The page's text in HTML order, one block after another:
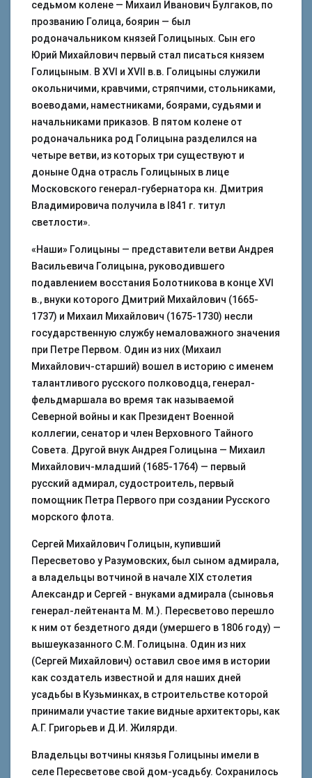
седьмом колене — Михаил Иванович Булгаков, по
прозванию Голица, боярин — был
родоначальником князей Голицыных. Сын его
Юрий Михайлович первый стал писаться князем
Голицыным. В XVI и XVII в.в. Голицыны служили
окольничими, кравчими, стряпчими, стольниками,
воеводами, наместниками, боярами, судьями и
начальниками приказов. В пятом колене от
родоначальника род Голицына разделился на
четыре ветви, из которых три существуют и
доныне Одна отрасль Голицыных в лице
Московского генерал-губернатора кн. Дмитрия
Владимировича получила в l841 г. титул
светлости».
«Наши» Голицыны — представители ветви Андрея
Васильевича Голицына, руководившего
подавлением восстания Болотникова в конце XVI
в., внуки которого Дмитрий Михайлович (1665-
1737) и Михаил Михайлович (1675-1730) несли
государственную службу немаловажного значения
при Петре Первом. Один из них (Михаил
Михайлович-старший) вошел в историю с именем
талантливого русского полководца, генерал-
фельдмаршала во время так называемой
Северной войны и как Президент Военной
коллегии, сенатор и член Верховного Тайного
Совета. Другой внук Андрея Голицына — Михаил
Михайлович-младший (1685-1764) — первый
русский адмирал, судостроитель, первый
помощник Петра Первого при создании Русского
морского флота.
Сергей Михайлович Голицын, купивший
Пересветово у Разумовских, был сыном адмирала,
а владельцы вотчиной в начале XIX столетия
Александр и Сергей - внуками адмирала (сыновья
генерал-лейтенанта М. М.). Пересветово перешло
к ним от бездетного дяди (умершего в 1806 году) —
вышеуказанного С.М. Голицына. Один из них
(Сергей Михайлович) оставил свое имя в истории
как создатель известной и для наших дней
усадьбы в Кузьминках, в строительстве которой
принимали участие такие видные архитекторы, как
А.Г. Григорьев и Д.И. Жилярди.
Владельцы вотчины князья Голицыны имели в
селе Пересветове свой дом-усадьбу. Сохранилось